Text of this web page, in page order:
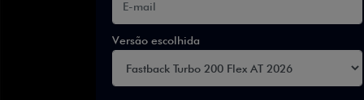
Versão escolhida